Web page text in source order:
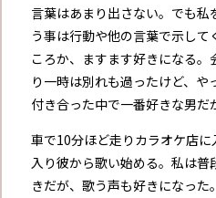
言葉はあまり出さない。でも
う事は行動や他の言葉で示し
ころか、ますます好きになる
り一時は別れも過ったけど、
付き合った中で一番好きな男だ
車で10分ほど走りカラオケ店
入り彼から歌い始める。私は
きだが、歌う声も好きになっ